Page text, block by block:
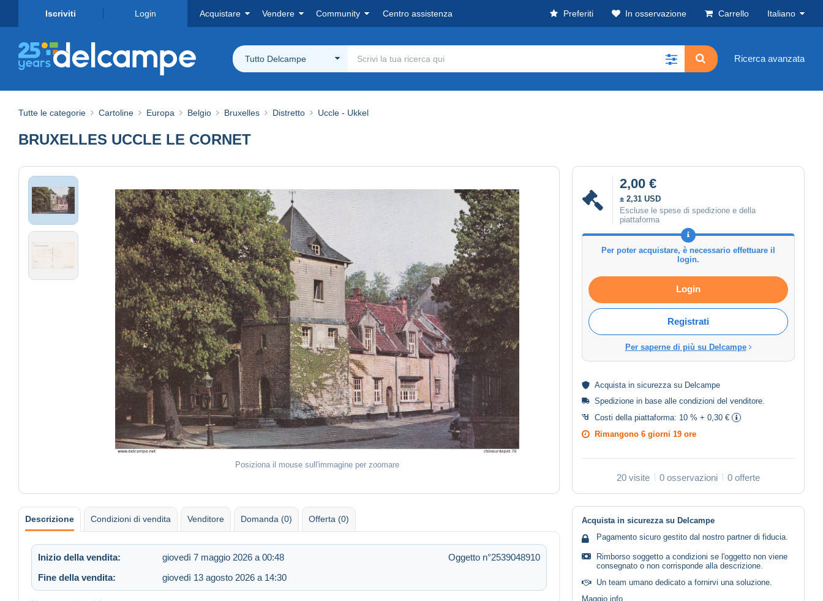
Iscriviti Login Acquistare Vendere Community Centro assistenza Preferiti In osservazione Carrello Italiano
Tutto Delcampe Ricerca avanzata
Tutte le categorie Cartoline Europa Belgio Bruxelles Distretto Uccle - Ukkel
BRUXELLES UCCLE LE CORNET
Posiziona il mouse sull'immagine per zoomare
2,00 €
± 2,31 USD
Escluse le spese di spedizione e della
piattaforma
Per poter acquistare, è necessario effettuare il
login.
Login
Registrati
Per saperne di più su Delcampe
Acquista in sicurezza su Delcampe
Spedizione in base alle condizioni del venditore
Costi della piattaforma: 10 % + 0,30 €
Rimangono 6 giorni 19 ore
20 visite 0 osservazioni 0 offerte
Descrizione Condizioni di vendita Venditore Domanda (0) Offerta (0)
Inizio della vendita: giovedì 7 maggio 2026 a 00:48
Oggetto n°2539048910
Fine della vendita:
giovedì 13 agosto 2026 a 14:30
Acquista in sicurezza su Delcampe
Pagamento sicuro gestito dal nostro partner di fiducia.
Rimborso soggetto a condizioni se l'oggetto non viene
consegnato o non corrisponde alla descrizione.
Un team umano dedicato a fornirvi una soluzione.
Maggio info